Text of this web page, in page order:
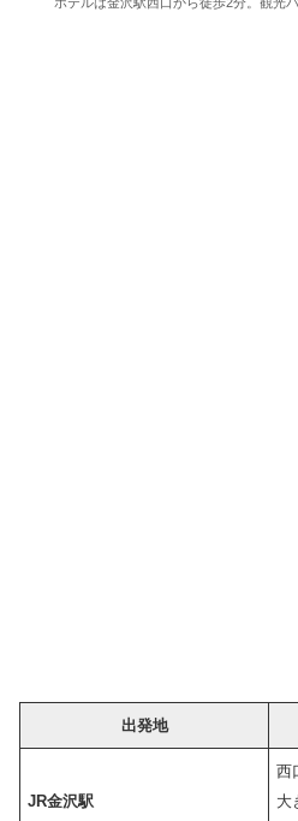
出発地
JR金沢駅
西
大